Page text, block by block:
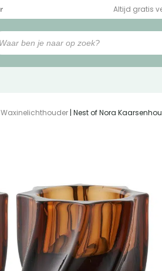
Altijd gratis
Waxinelichthouder | Nest of Nora